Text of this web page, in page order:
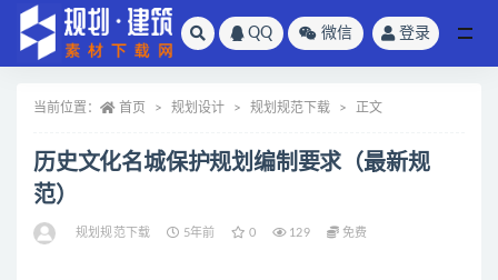
QQ 微信 登录
当前位置： 首页 规划设计 规划规范下载 正文
历史文化名城保护规划编制要求（最新规
范）
规划规范下载 5年前 0 129 免费
全部